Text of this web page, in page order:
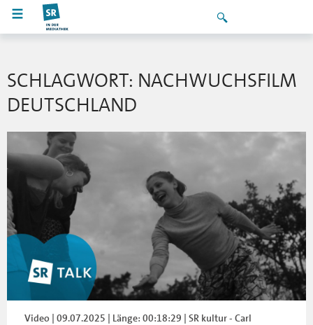
SCHLAGWORT: NACHWUCHSFILM
DEUTSCHLAND
Video | 09.07.2025 | Länge: 00:18:29 | SR kultur - Carl